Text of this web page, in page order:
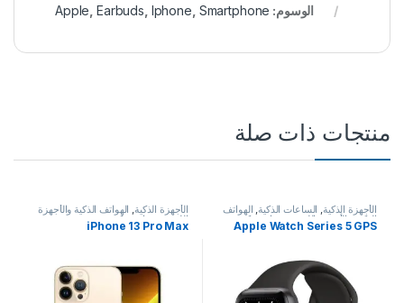
الوسوم:
Apple, Earbuds, Iphone, Smartphone
منتجات ذات صلة
الأجهزة الذكية, الساعات الذكية, الهواتف
الذكية والأجهزة اللوحية, هواتف ذكية
Apple Watch Series 5 GPS
الأجهزة الذكية, الهواتف الذكية والأجهزة
اللوحية هواتف ذكية
iPhone 13 Pro Max